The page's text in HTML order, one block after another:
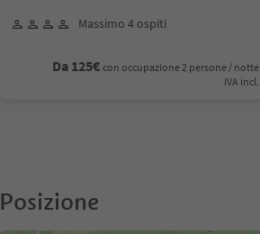
Massimo 4 ospiti
Da 125€ con occupazione 2 persone / notte
IVA incl.
Posizione